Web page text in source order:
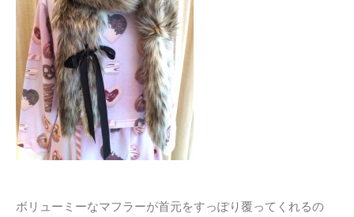
ボリューミーなマフラーが首元をすっぽり覆ってくれるの